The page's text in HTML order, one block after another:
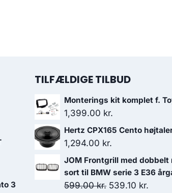
3
TILFÆLDIGE TILBUD
Monterings kit komplet f.
1,399.00 kr.
Hertz CPX165 Cento
1,294.00 kr.
JOM Frontgrill med dobbelt
sort til BMW serie 3 E36
599.00kr. Den
539.10 kr.